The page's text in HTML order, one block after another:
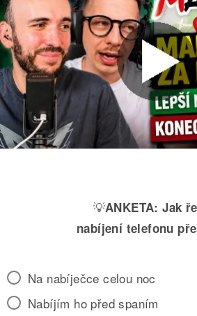
💡ANKETA: Jak
nabíjení telefonu
Na nabíječce celou noc
Nabíjím ho před spaním